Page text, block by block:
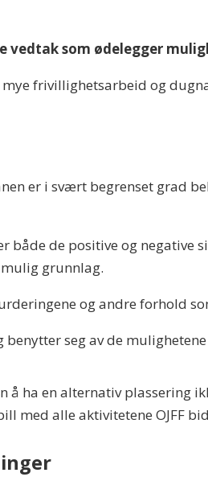
vedtak som ødelegger
frivillighetsarbeid og
er i svært begrenset grad
både de positive og
grunnlag.
og andre forhold
seg av de
å ha en alternativ plassering
med alle aktivitetene OJFF